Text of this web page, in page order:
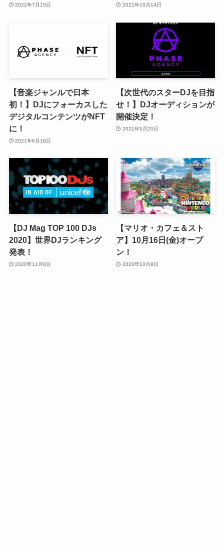
2022年7月15日 2021年10月14日
【音楽ジャンルで日本
初！】DJにフォーカスした
デジタルコンテンツがNFT
に！
2021年6月16日
【次世代のスターDJを目指
せ！】DJオーディションが
開催決定！
2021年5月20日
【DJ Mag TOP 100 DJs
2020】世界DJランキング
発表！
2020年11月8日
【マリオ・カフェ＆スト
ア】10月16日(金)オープ
ン！
2020年10月8日